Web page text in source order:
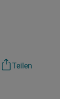
Teilen